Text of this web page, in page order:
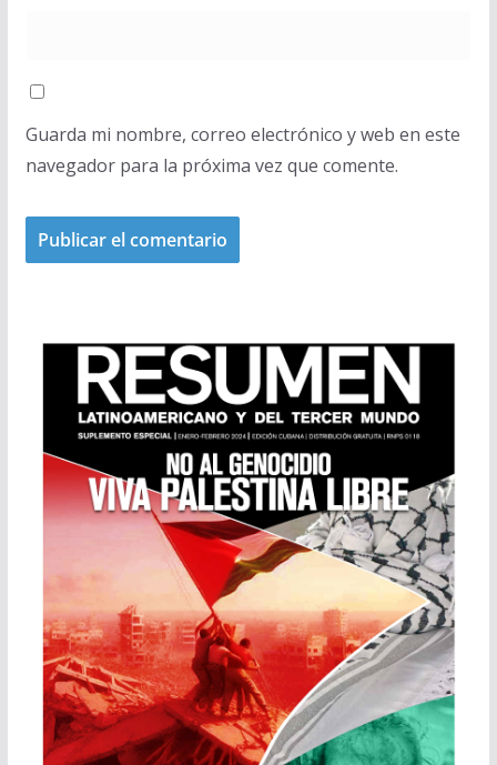
Guarda mi nombre, correo electrónico y web en este
navegador para la próxima vez que comente.